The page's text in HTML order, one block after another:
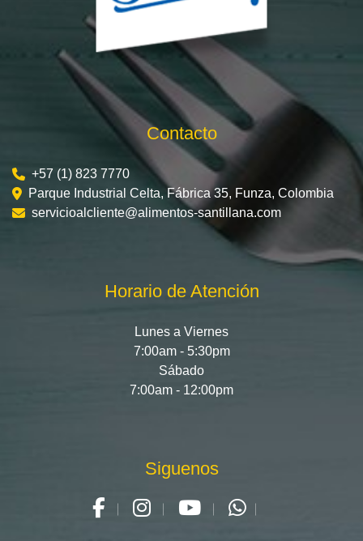
Contacto
+57 (1) 823 7770
Parque Industrial Celta, Fábrica 35, Funza, Colombia
servicioalcliente@alimentos-santillana.com
Horario de Atención
Lunes a Viernes
7:00am - 5:30pm
Sábado
7:00am - 12:00pm
Siguenos